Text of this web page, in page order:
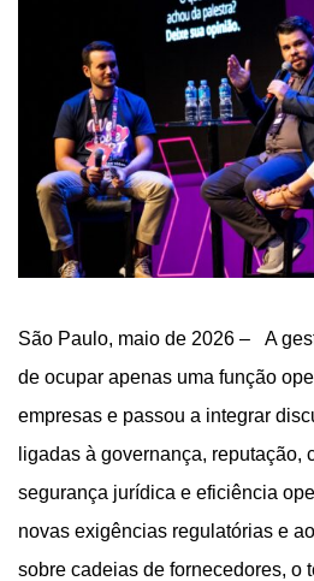
São Paulo, maio de 2026 –
A
de ocupar apenas uma função
empresas e passou a integrar
ligadas à governança, reputação,
segurança jurídica e eficiência
novas exigências regulatórias e
sobre cadeias de fornecedores, o